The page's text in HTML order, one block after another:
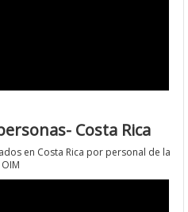
Costa Rica
en Costa Rica por personal de la
OIM